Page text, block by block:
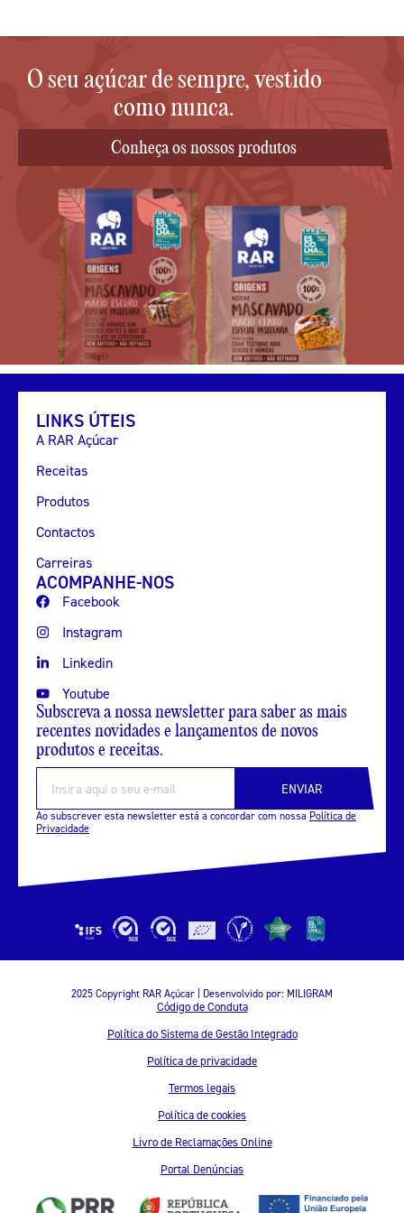
O seu açúcar de sempre, vestido
como nunca.
Conheça os nossos produtos
LINKS ÚTEIS
A RAR Açúcar
Receitas
Produtos
Contactos
Carreiras
ACOMPANHE-NOS
Facebook
Instagram
Linkedin
Youtube
Subscreva a nossa newsletter para saber as mais
recentes novidades e lançamentos de novos
produtos e receitas.
ENVIAR
Ao subscrever esta newsletter está a concordar com nossa Política de
Privacidade
2025 Copyright RAR Açúcar | Desenvolvido por: MILIGRAM
Código de Conduta
Política do Sistema de Gestão Integrado
Política de privacidade
Termos legais
Política de cookies
Livro de Reclamações Online
Portal Denúncias